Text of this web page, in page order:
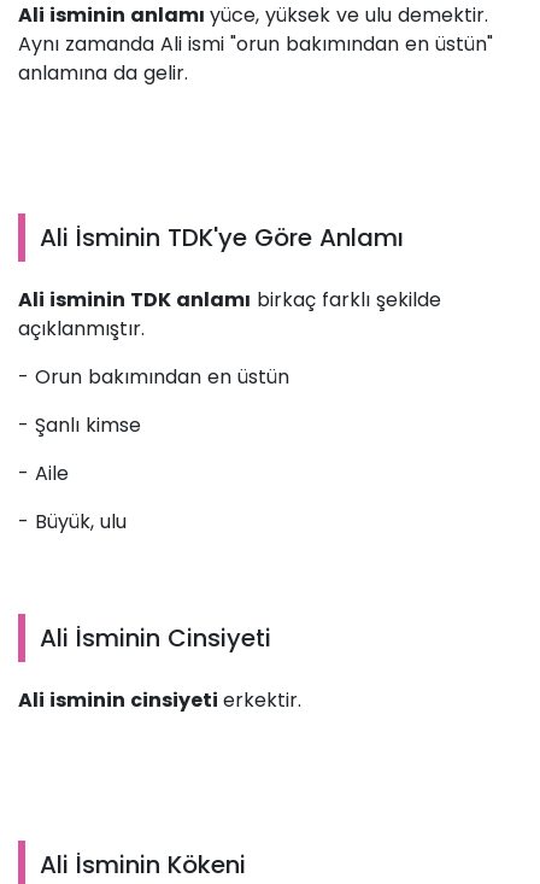
Ali isminin anlamı yüce, yüksek ve ulu demektir.
Aynı zamanda Ali ismi "orun bakımından en üstün"
anlamına da gelir.
Ali İsminin TDK'ye Göre Anlamı
Ali isminin TDK anlamı birkaç farklı şekilde
açıklanmıştır.
- Orun bakımından en üstün
- Şanlı kimse
- Aile
- Büyük, ulu
Ali İsminin Cinsiyeti
Ali isminin cinsiyeti erkektir.
Ali İsminin Kökeni